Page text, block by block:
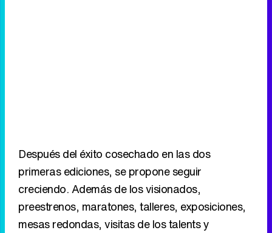
Después del éxito cosechado en las dos
primeras ediciones, se propone seguir
creciendo. Además de los visionados,
preestrenos, maratones, talleres, exposiciones,
mesas redondas, visitas de los talents y